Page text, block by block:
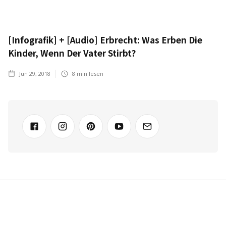
[Infografik] + [Audio] Erbrecht: Was Erben Die
Kinder, Wenn Der Vater Stirbt?
Jun 29, 2018 8 min lesen